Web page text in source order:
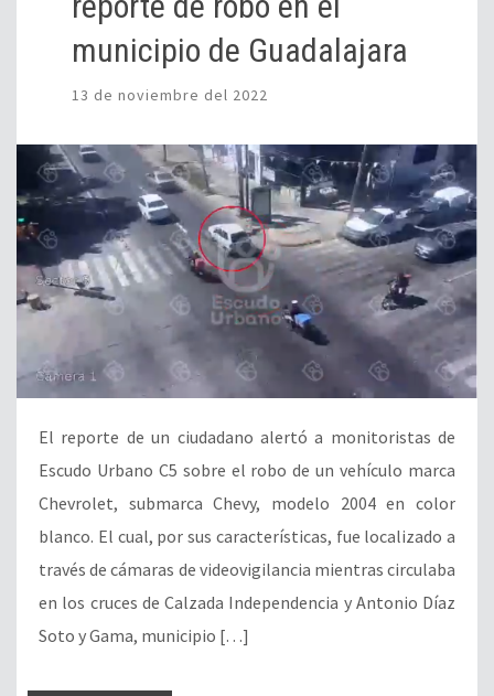
municipio de Guadalajara
13 de noviembre del 2022
El reporte de un ciudadano alertó a monitoristas de
Escudo Urbano C5 sobre el robo de un vehículo marca
Chevrolet, submarca Chevy, modelo 2004 en color
blanco. El cual, por sus características, fue localizado a
través de cámaras de videovigilancia mientras circulaba
en los cruces de Calzada Independencia y Antonio Díaz
Soto y Gama, municipio […]